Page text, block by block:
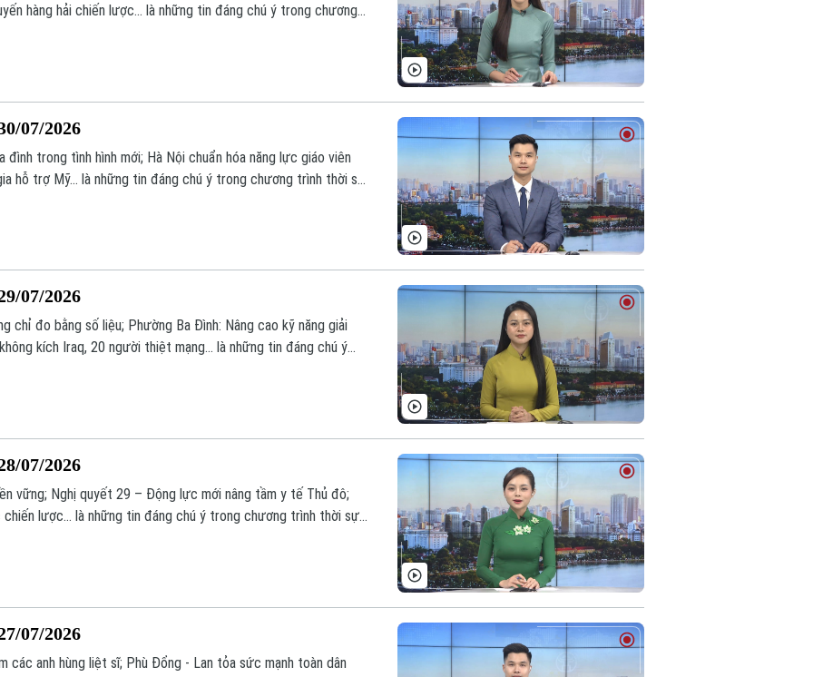
hàng hải chiến lược... là những tin đáng chú ý trong chương
07/2026
trong tình hình mới; Hà Nội chuẩn hóa năng lực giáo viên
hỗ trợ Mỹ... là những tin đáng chú ý trong chương trình thời sự
07/2026
chỉ đo bằng số liệu; Phường Ba Đình: Nâng cao kỹ năng giải
kích Iraq, 20 người thiệt mạng... là những tin đáng chú ý
07/2026
vững; Nghị quyết 29 – Động lực mới nâng tầm y tế Thủ đô;
lược... là những tin đáng chú ý trong chương trình thời sự
07/2026
các anh hùng liệt sĩ; Phù Đổng - Lan tỏa sức mạnh toàn dân